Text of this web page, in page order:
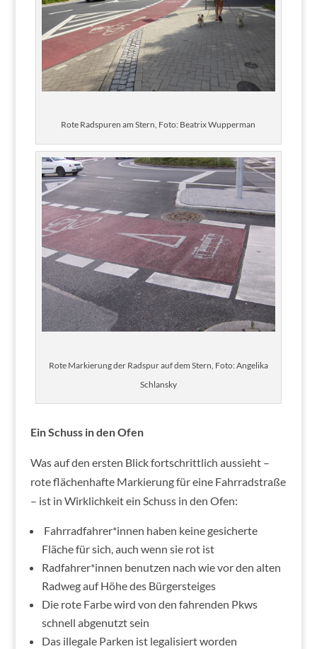
Rote Radspuren am Stern, Foto: Beatrix Wupperman
Rote Markierung der Radspur auf dem Stern, Foto: Angelika
Schlansky
Ein Schuss in den Ofen
Was auf den ersten Blick fortschrittlich aussieht –
rote flächenhafte Markierung für eine Fahrradstraße
– ist in Wirklichkeit ein Schuss in den Ofen:
Fahrradfahrer*innen haben keine gesicherte
Fläche für sich, auch wenn sie rot ist
Radfahrer*innen benutzen nach wie vor den alten
Radwegauf Höhe des Bürgersteiges
Die rote Farbe wird von den fahrenden Pkws
schnell abgenutzt sein
Das illegale Parken ist legalisiert worden